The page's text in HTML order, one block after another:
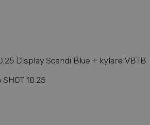
Display Scandi Blue + kylare VBTB
10.25